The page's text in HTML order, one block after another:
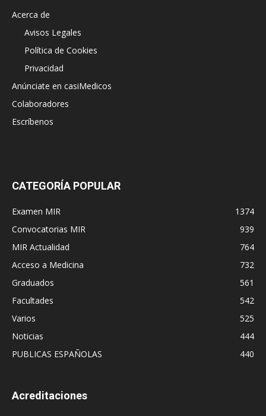
Acerca de
Avisos Legales
Política de Cookies
Privacidad
Anúnciate en casiMedicos
Colaboradores
Escríbenos
CATEGORÍA POPULAR
Examen MIR
1374
Convocatorias MIR
939
MIR Actualidad
764
Acceso a Medicina
732
Graduados
561
Facultades
542
Varios
525
Noticias
444
PUBLICAS ESPAÑOLAS
440
Acreditaciones